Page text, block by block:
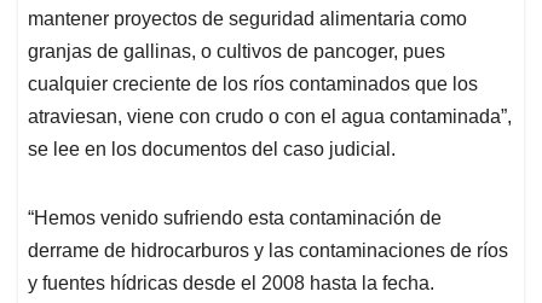
mantener proyectos de seguridad alimentaria como
granjas de gallinas, o cultivos de pancoger, pues
cualquier creciente de los ríos contaminados que los
atraviesan, viene con crudo o con el agua contaminada”,
se lee en los documentos del caso judicial.
“Hemos venido sufriendo esta contaminación de
derrame de hidrocarburos y las contaminaciones de ríos
y fuentes hídricas desde el 2008 hasta la fecha.